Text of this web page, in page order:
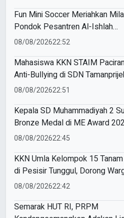
Fun Mini Soccer Meriahkan
Pondok Pesantren Al-Ishlah
Sendangagung
08/08/202622:52
Mahasiswa KKN STAIM
Anti-Bullying di SDN
Empati Sejak Dini
08/08/202622:51
Kepala SD Muhammadiyah 2
Bronze Medal di ME Award
08/08/202622:45
KKN Umla Kelompok 15
di Pesisir Tunggul, Dorong
Lingkungan
08/08/202622:42
Semarak HUT RI, PRPM